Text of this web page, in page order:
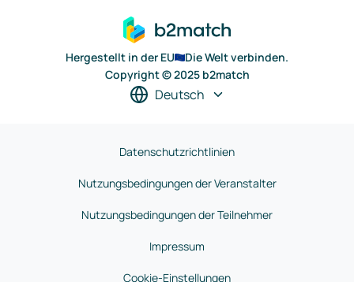
Hergestellt in der EU
Die Welt verbinden.
Copyright © 2025 b2match
Deutsch
Datenschutzrichtlinien
Nutzungsbedingungen der Veranstalter
Nutzungsbedingungen der Teilnehmer
Impressum
Cookie-Einstellungen